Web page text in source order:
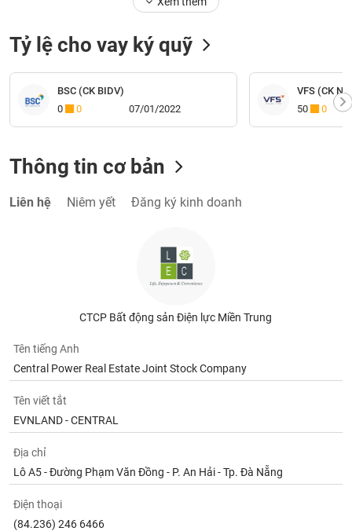
Tỷ lệ cho vay ký quỹ
BSC (CK BIDV)
0
0 07/01/2022
VFS (CK
50
0
Thông tin cơ bản
Liên hệ Niêm yết Đăng ký kinh doanh
CTCP Bất động sản Điện lực Miền Trung
Tên tiếng Anh
Central Power Real Estate Joint Stock Company
Tên viết tắt
EVNLAND - CENTRAL
Địa chỉ
Lô A5 - Đường Phạm Văn Đồng - P. An Hải - Tp. Đà Nẵng
Điện thoại
(84.236) 246 6466